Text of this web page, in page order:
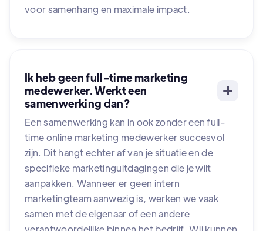
voor samenhang en maximale impact.
Ik heb geen full-time marketing
medewerker. Werkt een
samenwerking dan?
Een samenwerking kan in ook zonder een full-
time online marketing medewerker succesvol
zijn. Dit hangt echter af van je situatie en de
specifieke marketinguitdagingen die je wilt
aanpakken. Wanneer er geen intern
marketingteam aanwezig is, werken we vaak
samen met de eigenaar of een andere